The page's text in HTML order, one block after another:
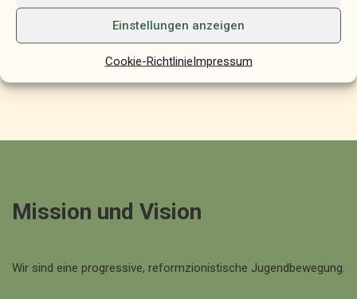
Einstellungen anzeigen
Cookie-RichtlinieImpressum
unserer Machane Hadracha, der Ausbildung zum*zur Madrich*a
bei NeGeV (Netzer Germany e.V.)! Wenn ihr…
Mission und Vision
Wir sind eine progressive, reformzionistische Jugendbewegung.